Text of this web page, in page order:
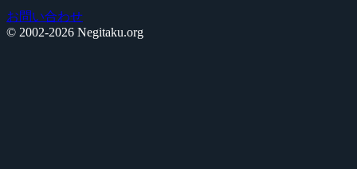
お問い合わせ
© 2002-2026 Negitaku.org